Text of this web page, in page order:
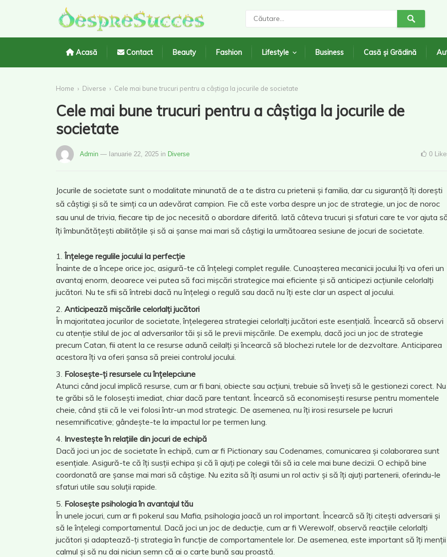
Acasă Contact Beauty Fashion Lifestyle Business Casă și Grădină
Home › Diverse › Cele mai bune trucuri pentru a câștiga la jocurile de societate
Cele mai bune trucuri pentru a câștiga la jocurile de
societate
Admin — Ianuarie 22, 2025 in Diverse 0
Jocurile de societate sunt o modalitate minunată de a te distra cu prietenii și familia, dar cu siguranță îți dorești
să câștigi și să te simți ca un adevărat campion. Fie că este vorba despre un joc de strategie, un joc de noroc
sau unul de trivia, fiecare tip de joc necesită o abordare diferită. Iată câteva trucuri și sfaturi care te vor ajuta
îți îmbunătățești abilitățile și să ai șanse mai mari să câștigi la următoarea sesiune de jocuri de societate.
Înțelege regulile jocului la perfecție
Înainte de a începe orice joc, asigură-te că înțelegi complet regulile. Cunoașterea mecanicii jocului îți va oferi un
avantaj enorm, deoarece vei putea să faci mișcări strategice mai eficiente și să anticipezi acțiunile celorlalți
jucători. Nu te sfii să întrebi dacă nu înțelegi o regulă sau dacă nu îți este clar un aspect al jocului.
Anticipează mișcările celorlalți jucători
În majoritatea jocurilor de societate, înțelegerea strategiei celorlalți jucători este esențială. Încearcă să observi
cu atenție stilul de joc al adversarilor tăi și să le previi mișcările. De exemplu, dacă joci un joc de strategie
precum Catan, fii atent la ce resurse adună ceilalți și încearcă să blochezi rutele lor de dezvoltare. Anticiparea
acestora îți va oferi șansa să preiei controlul jocului.
Folosește-ți resursele cu înțelepciune
Atunci când jocul implică resurse, cum ar fi bani, obiecte sau acțiuni, trebuie să înveți să le gestionezi corect. Nu
te grăbi să le folosești imediat, chiar dacă pare tentant. Încearcă să economisești resurse pentru momentele
cheie, când știi că le vei folosi într-un mod strategic. De asemenea, nu îți irosi resursele pe lucruri
nesemnificative; gândește-te la impactul lor pe termen lung.
Investește în relațiile din jocuri de echipă
Dacă joci un joc de societate în echipă, cum ar fi Pictionary sau Codenames, comunicarea și colaborarea sunt
esențiale. Asigură-te că îți susții echipa și că îi ajuți pe colegii tăi să ia cele mai bune decizii. O echipă bine
coordonată are șanse mai mari să câștige. Nu ezita să îți asumi un rol activ și să îți ajuți partenerii, oferindu-le
sfaturi utile sau soluții rapide.
Folosește psihologia în avantajul tău
În unele jocuri, cum ar fi pokerul sau Mafia, psihologia joacă un rol important. Încearcă să îți citești adversarii și
să le înțelegi comportamentul. Dacă joci un joc de deducție, cum ar fi Werewolf, observă reacțiile celorlalți
jucători și adaptează-ți strategia în funcție de comportamentele lor. De asemenea, este important să îți menții
calmul și să nu dai niciun semn că ai o carte bună sau proastă.